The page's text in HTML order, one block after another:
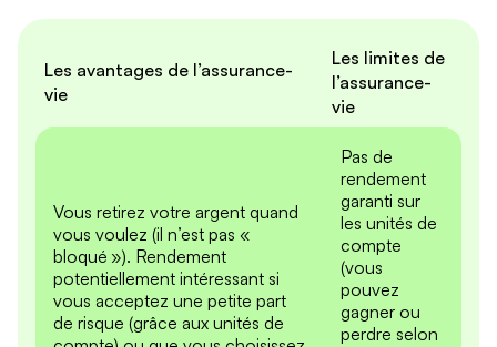
Les avantages de l’assurance-
vie
Les limites de
l’assurance-
vie
Vous retirez votre argent quand
vous voulez (il n’est pas «
bloqué »). Rendement
potentiellement intéressant si
vous acceptez une petite part
de risque (grâce aux unités de
Pas de
rendement
garanti sur
les unités de
compte
(vous
pouvez
gagner ou
perdre selon